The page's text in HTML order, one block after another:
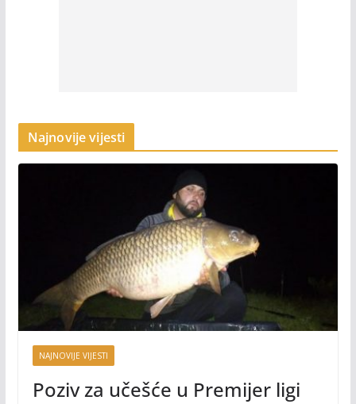
Najnovije vijesti
NAJNOVIJE VIJESTI
Poziv za učešće u Premijer ligi